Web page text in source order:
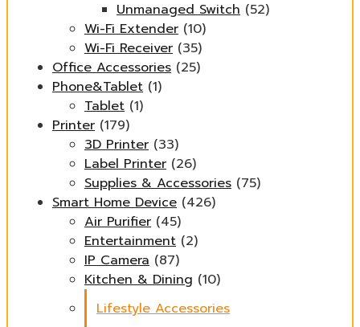
Unmanaged Switch (52)
Wi-Fi Extender (10)
Wi-Fi Receiver (35)
Office Accessories (25)
Phone&Tablet (1)
Tablet (1)
Printer (179)
3D Printer (33)
Label Printer (26)
Supplies & Accessories (75)
Smart Home Device (426)
Air Purifier (45)
Entertainment (2)
IP Camera (87)
Kitchen & Dining (10)
Lifestyle Accessories